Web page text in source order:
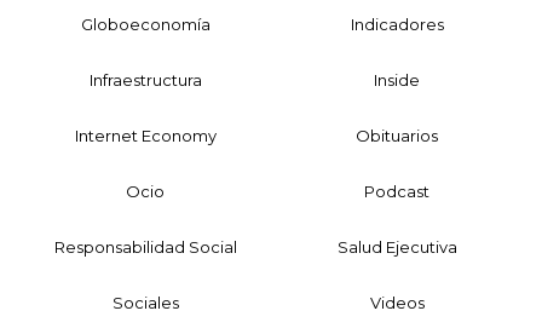
Globoeconomía Indicadores
Infraestructura Inside
Internet Economy Obituarios
Ocio Podcast
Responsabilidad Social Salud Ejecutiva
Sociales Videos